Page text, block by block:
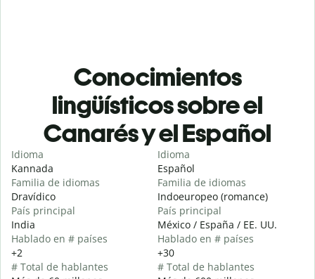
Conocimientos
lingüísticos sobre el
Canarés y el Español
Idioma
Kannada
Familia de idiomas
Dravídico
País principal
India
Hablado en # países
+2
# Total de hablantes
Idioma
Español
Familia de idiomas
Indoeuropeo (romance)
País principal
México / España / EE. UU.
Hablado en # países
+30
# Total de hablantes